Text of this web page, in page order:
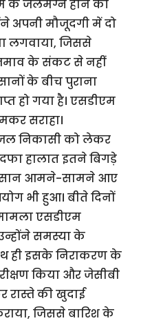
के जलमग्न होने की
अपनी मौजूदगी में दो
लगवाया, जिससे
के संकट से नहीं
के बीच पुराना
हो गया है। एसडीएम
सराहा।
जल निकासी को लेकर
हालात इतने बिगड़े
आमने-सामने आए
भी हुआ। बीते दिनों
एसडीएम
समस्या के
ही इसके निराकरण के
किया और जेसीबी
रास्ते की खुदाई
जिससे बारिश के